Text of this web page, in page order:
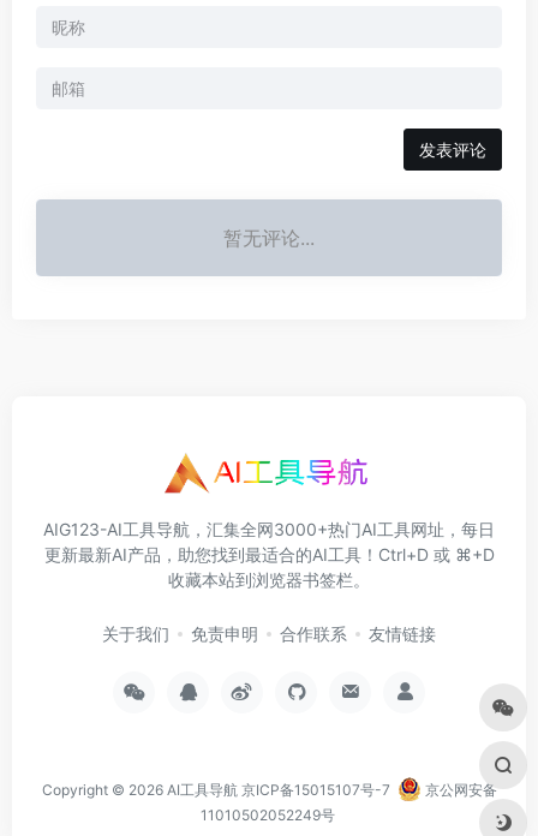
发表评论
暂无评论...
AIG123-AI工具导航，汇集全网3000+热门AI工具网址，每日
更新最新AI产品，助您找到最适合的AI工具！Ctrl+D 或 ⌘+D
收藏本站到浏览器书签栏。
关于我们 免责申明 合作联系 友情链接
Copyright © 2026 AI工具导航 京ICP备15015107号-7
京公网安备
11010502052249号